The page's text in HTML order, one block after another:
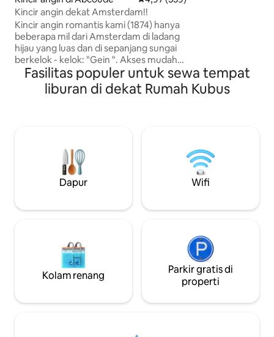
Kincir angin dekat Amsterdam!!
Kincir angin romantis kami (1874) hanya
beberapa mil dari Amsterdam di ladang
hijau yang luas dan di sepanjang sungai
berkelok - kelok: "Gein ". Akses mudah
ke A'dam. dengan mobil, kereta api, atau
sepeda. Anda bisa menggunakan
seluruh kincir angin untuk Anda sendiri.
Sepeda tersedia + kayak. Cukup
tinggalkan uang ekstra jika Anda
menggunakannya. Tidak perlu
memesan lebih awal. Air renang yang
depan.
opsional atau
(minta
Fasilitas populer untuk sewa tempat
liburan di dekat Rumah Kubus
Dapur Wifi
Kolam renang
Parkir gratis di
properti